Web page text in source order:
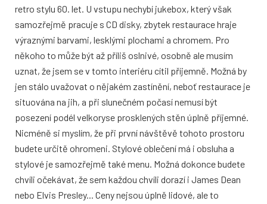
retro stylu 60. let. U vstupu nechybí jukebox, který však
samozřejmě pracuje s CD disky, zbytek restaurace hraje
výraznými barvami, lesklými plochami a chromem. Pro
někoho to může být až příliš oslnivé, osobně ale musím
uznat, že jsem se v tomto interiéru cítil příjemně. Možná by
jen stálo uvažovat o nějakém zastínění, neboť restaurace je
situována na jih, a při slunečném počasí nemusí být
posezení podél velkoryse prosklených stěn úplně příjemné.
Nicméně si myslím, že při první návštěvě tohoto prostoru
budete určitě ohromeni. Stylové oblečení má i obsluha a
stylové je samozřejmě také menu. Možná dokonce budete
chvíli očekávat, že sem každou chvíli dorazí i James Dean
nebo Elvis Presley... Ceny nejsou úplně lidové, ale to